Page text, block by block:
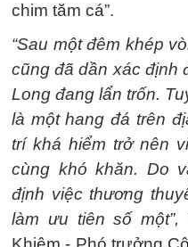
chim tăm cá”.
“Sau một đêm khép
cũng đã dần xác định
Long đang lẩn trốn.
là một hang đá trên
trí khá hiểm trở nên
cùng khó khăn. Do
định việc thương
làm ưu tiên số một”,